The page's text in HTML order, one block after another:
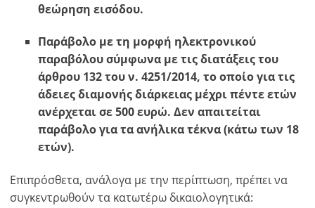
θεώρηση εισόδου.
Παράβολο με τη μορφή ηλεκτρονικού
παραβόλου σύμφωνα με τις διατάξεις του
άρθρου 132 του ν. 4251/2014, το οποίο για τις
άδειες διαμονής διάρκειας μέχρι πέντε ετών
ανέρχεται σε 500 ευρώ. Δεν απαιτείται
παράβολο για τα ανήλικα τέκνα (κάτω των 18
ετών).
Επιπρόσθετα, ανάλογα με την περίπτωση, πρέπει να
συγκεντρωθούν τα κατωτέρω δικαιολογητικά: